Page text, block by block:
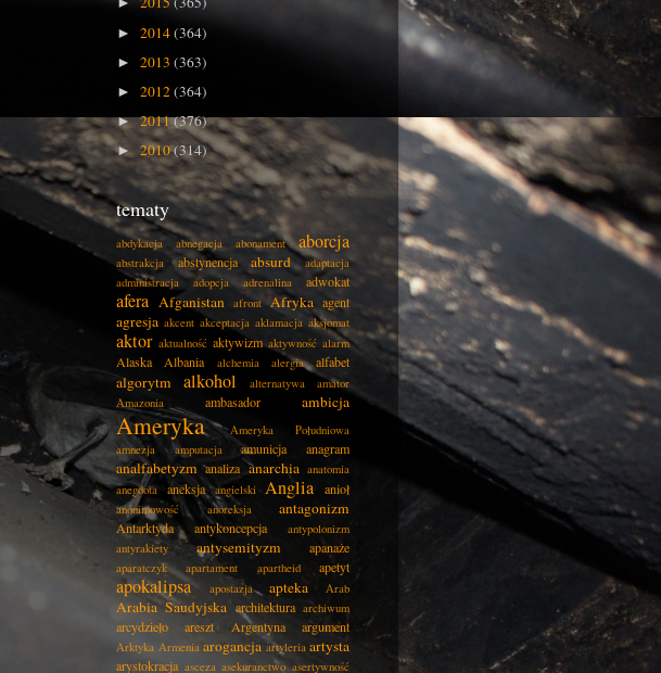
► 2014(364)
► 2013 (363)
► 2012(364)
►2011(376)
► 2010(314)
tematy
abdykacja abnegacja abonament aborcja
abstrakcja abstynencja absurd
adaptacja
administracja
adopcja adrenalina adwokat
afera Afganistan afront Afryka agent
agresja akcent akceptacja aklamacja aksjomat
aktor aktualność aktywizm aktywność alarm
Alaska Albania alchemia alergia alfabet
algorytm alkohol alternatywa
amator
Amazonia
ambasador ambicja
Ameryka
Ameryka Południowa
amnezja
amputacja amunicja anagram
analfabetyzm analiza anarchia anatomia
anegdota
aneksja angielski Anglia anioł
anonimowość anoreksja antagonizm
Antarktyda antykoncepcja
antypolonizm
antyrakiety
antysemityzm apanaże
aparatczyk apartament apartheid apetyt
apokalipsa apostazja apteka Arab
Arabia Saudyjska architektura archiwum
arcydzieło areszt Argentyna argument
Arktyka Armenia arogancja artyleria artysta
arystokracja asceza asekuranctwo asertywność